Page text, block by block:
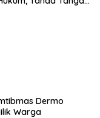
Dermo
Warga